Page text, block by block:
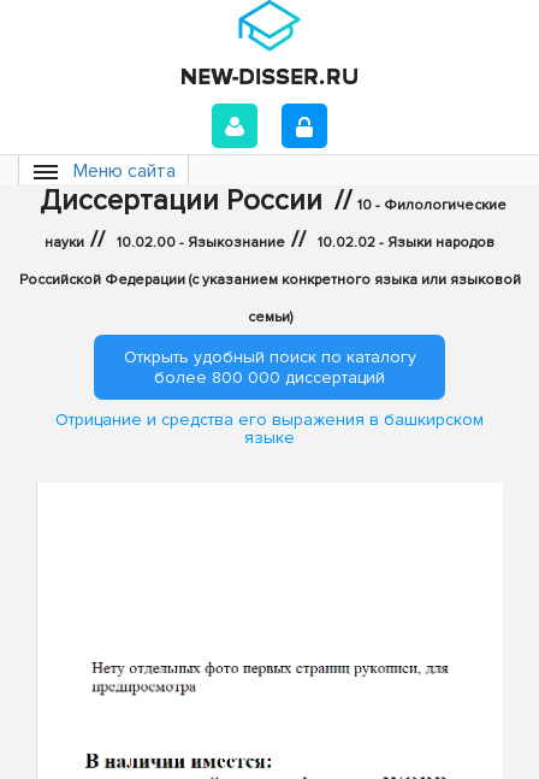
Меню сайта
Диссертации России // 10 - Филологические
науки // 10.02.00 - Языкознание // 10.02.02 - Языки народов
Российской Федерации (с указанием конкретного языка или языковой
семьи)
Открыть удобный поиск по каталогу
более 800 000 диссертаций
Отрицание и средства его выражения в башкирском
языке